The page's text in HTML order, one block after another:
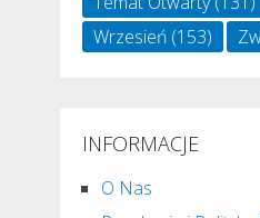
Wrzesień(153)
INFORMACJE
O Nas